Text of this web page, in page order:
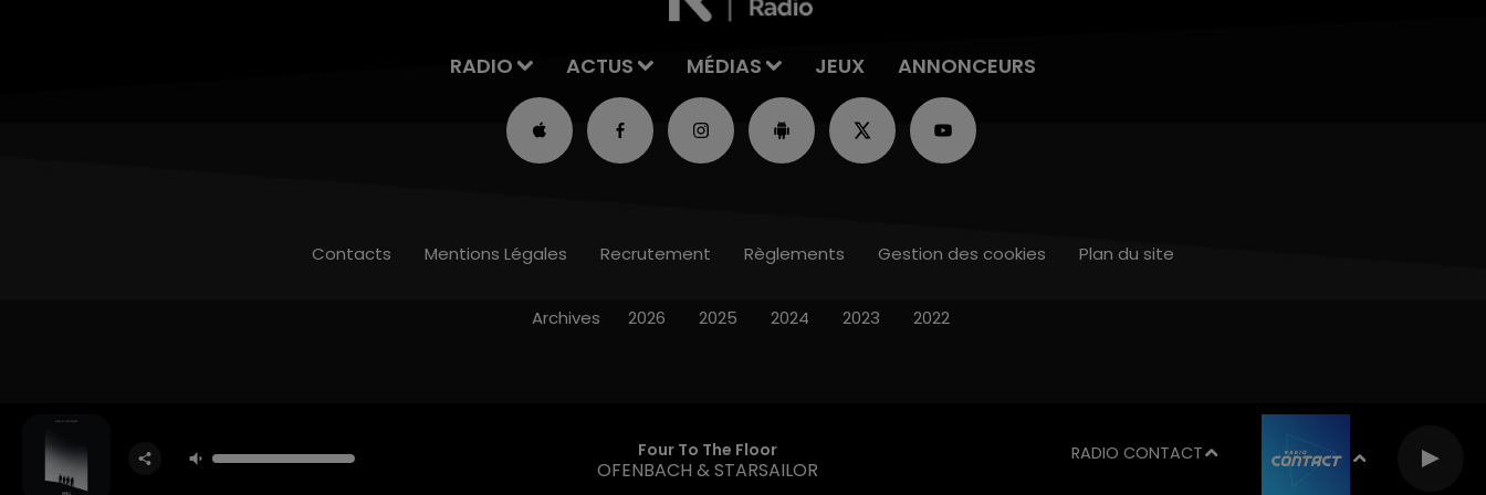
RADIO ACTUS MÉDIAS JEUX ANNONCEURS
Four To The Floor
OFENBACH & STARSAILOR
RADIO CONTACT
Contacts Mentions Légales Recrutement Règlements Gestion des cookies Plan du site
Archives 2026 2025 2024 2023 2022